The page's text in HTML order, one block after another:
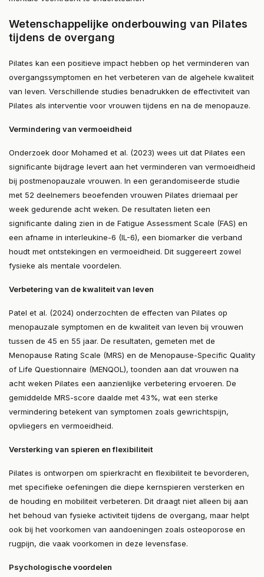
Wetenschappelijke onderbouwing van Pilates
tijdens de overgang
Pilates kan een positieve impact hebben op het verminderen van
overgangssymptomen en het verbeteren van de algehele kwaliteit
van leven. Verschillende studies benadrukken de effectiviteit van
Pilates als interventie voor vrouwen tijdens en na de menopauze.
Vermindering van vermoeidheid
Onderzoek door Mohamed et al. (2023) wees uit dat Pilates een
significante bijdrage levert aan het verminderen van vermoeidheid
bij postmenopauzale vrouwen. In een gerandomiseerde studie
met 52 deelnemers beoefenden vrouwen Pilates driemaal per
week gedurende acht weken. De resultaten lieten een
significante daling zien in de Fatigue Assessment Scale (FAS) en
een afname in interleukine-6 (IL-6), een biomarker die verband
houdt met ontstekingen en vermoeidheid​. Dit suggereert zowel
fysieke als mentale voordelen.
Verbetering van de kwaliteit van leven
Patel et al. (2024) onderzochten de effecten van Pilates op
menopauzale symptomen en de kwaliteit van leven bij vrouwen
tussen de 45 en 55 jaar. De resultaten, gemeten met de
Menopause Rating Scale (MRS) en de Menopause-Specific Quality
of Life Questionnaire (MENQOL), toonden aan dat vrouwen na
acht weken Pilates een aanzienlijke verbetering ervoeren. De
gemiddelde MRS-score daalde met 43%, wat een sterke
vermindering betekent van symptomen zoals gewrichtspijn,
opvliegers en vermoeidheid​.
Versterking van spieren en flexibiliteit
Pilates is ontworpen om spierkracht en flexibiliteit te bevorderen,
met specifieke oefeningen die diepe kernspieren versterken en
de houding en mobiliteit verbeteren. Dit draagt niet alleen bij aan
het behoud van fysieke activiteit tijdens de overgang, maar helpt
ook bij het voorkomen van aandoeningen zoals osteoporose en
rugpijn, die vaak voorkomen in deze levensfase​.
Psychologische voordelen